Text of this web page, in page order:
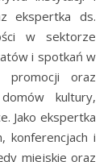
ekspertka ds.
w sektorze
i spotkań w
promocji oraz
kultury,
Jako ekspertka
konferencjach i
miejskie oraz